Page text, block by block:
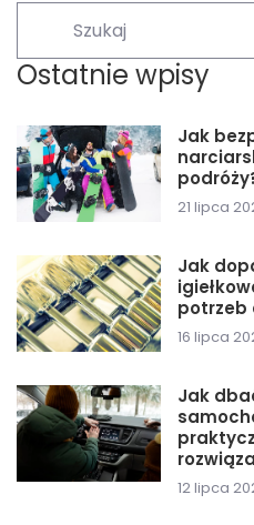
Ostatnie wpisy
Jak
21 lipca
Jak
potrzeb
16 lipca
Jak
12 lipca